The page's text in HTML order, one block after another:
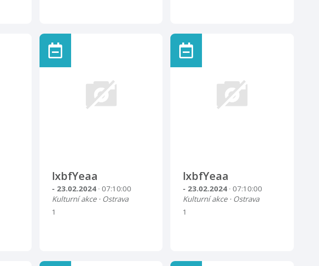
lxbfYeaa
- 23.02.2024 · 07:10:00
Kulturní akce · Ostrava
1
lxbfYeaa
- 23.02.2024 · 07:10:00
Kulturní akce · Ostrava
1